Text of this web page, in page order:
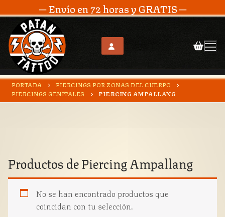
Ir
contenido
─ Envío en 72 horas y GRATIS ─
PORTADA
PIERCINGS POR ZONAS DEL CUERPO
PIERCINGS GENITALES
PIERCING AMPALLANG
Productos dePiercing Ampallang
No se han encontrado productos que
coincidan con tu selección.